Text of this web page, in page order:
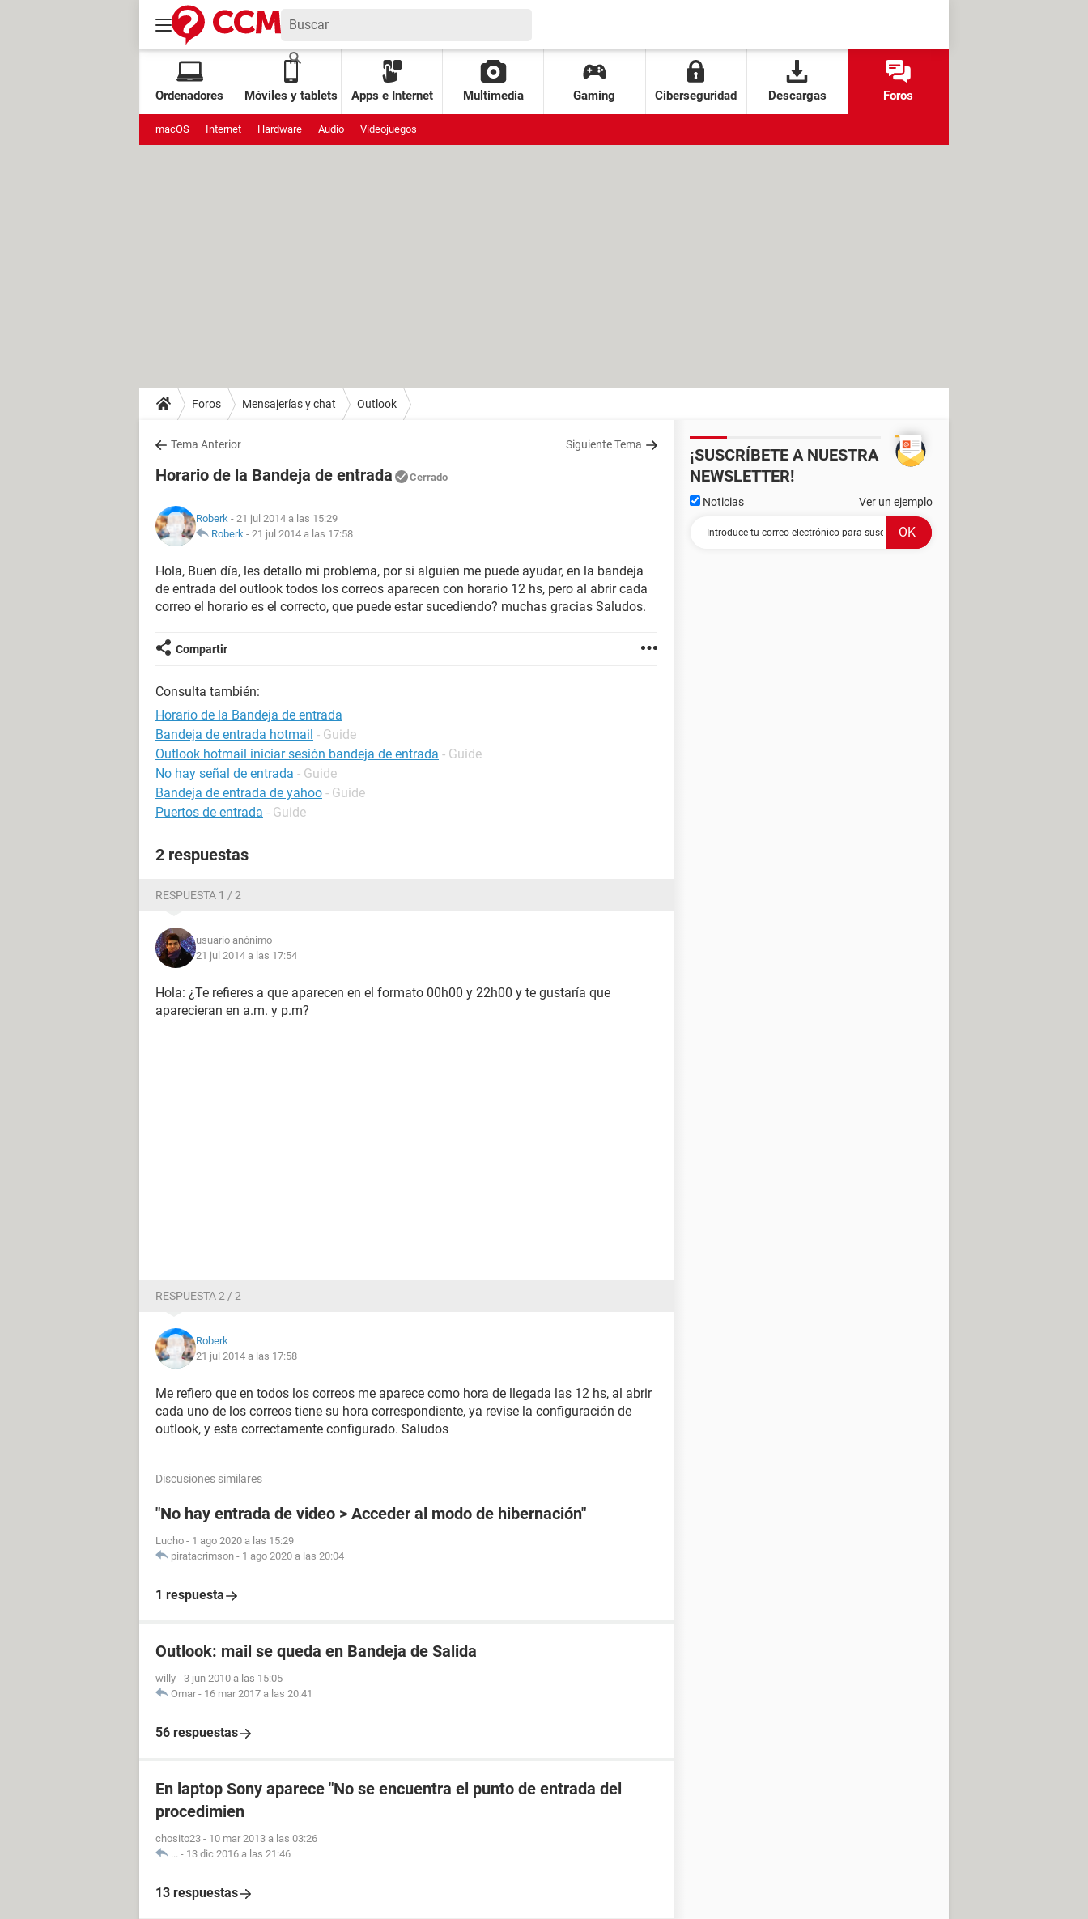
Ordenadores Móviles y tablets Apps e Internet Multimedia Gaming Ciberseguridad Descargas Foros
macOS Internet Hardware Audio Videojuegos
Foros Mensajerías y chat Outlook
Tema Anterior Siguiente Tema
Horario de la Bandeja de entrada Cerrado
Roberk - 21 jul 2014 a las 15:29
Roberk - 21 jul 2014 a las 17:58
Hola, Buen día, les detallo mi problema, por si alguien me puede ayudar, en la bandeja
de entrada del outlook todos los correos aparecen con horario 12 hs, pero al abrir cada
correo el horario es el correcto, que puede estar sucediendo? muchas gracias Saludos.
Compartir
Consulta también:
Horario de la Bandeja de entrada
Bandeja de entrada hotmail - Guide
Outlook hotmail iniciar sesión bandeja de entrada - Guide
No hay señal de entrada - Guide
Bandeja de entrada de yahoo - Guide
Puertos de entrada - Guide
2 respuestas
RESPUESTA 1 / 2
usuario anónimo
21 jul 2014 a las 17:54
Hola: ¿Te refieres a que aparecen en el formato 00h00 y 22h00 y te gustaría que
aparecieran en a.m. y p.m?
RESPUESTA 2 / 2
Roberk
21 jul 2014 a las 17:58
Me refiero que en todos los correos me aparece como hora de llegada las 12 hs, al abrir
cada uno de los correos tiene su hora correspondiente, ya revise la configuración de
outlook, y esta correctamente configurado. Saludos
Discusiones similares
"No hay entrada de video > Acceder al modo de hibernación"
Lucho - 1 ago 2020 a las 15:29
piratacrimson - 1 ago 2020 a las 20:04
1 respuesta
Outlook: mail se queda en Bandeja de Salida
willy - 3 jun 2010 a las 15:05
Omar - 16 mar 2017 a las 20:41
56 respuestas
En laptop Sony aparece "No se encuentra el punto de entrada del
procedimien
chosito23 - 10 mar 2013 a las 03:26
... - 13 dic 2016 a las 21:46
13 respuestas
¡SUSCRÍBETE A NUESTRA
NEWSLETTER!
Noticias Ver un ejemplo